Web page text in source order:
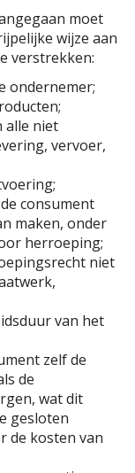
moet
wijze aan
verstrekken:
ondernemer;
alle niet
vervoer,
consument
maken, onder
herroeping;
niet
van het
zelf de
de
wat dit
gesloten
de kosten van